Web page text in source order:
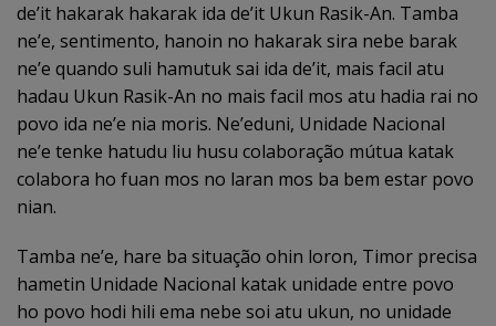
de’it hakarak hakarak ida de’it Ukun Rasik-An. Tamba
ne’e, sentimento, hanoin no hakarak sira nebe barak
ne’e quando suli hamutuk sai ida de’it, mais facil atu
hadau Ukun Rasik-An no mais facil mos atu hadia rai no
povo ida ne’e nia moris. Ne’eduni, Unidade Nacional
ne’e tenke hatudu liu husu colaboração mútua katak
colabora ho fuan mos no laran mos ba bem estar povo
nian.
Tamba ne’e, hare ba situação ohin loron, Timor precisa
hametin Unidade Nacional katak unidade entre povo
ho povo hodi hili ema nebe soi atu ukun, no unidade